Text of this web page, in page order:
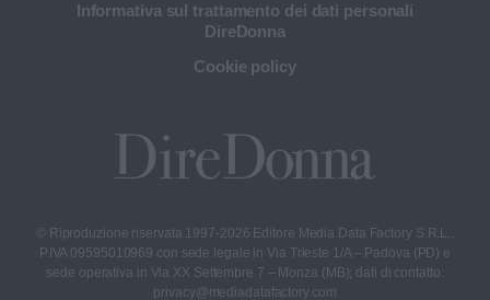
Informativa sul trattamento dei dati personali
DireDonna
Cookie policy
© Riproduzione riservata 1997-2026 Editore Media Data Factory S.R.L.,
P.IVA 09595010969 con sede legale in Via Trieste 1/A – Padova (PD) e
sede operativa in Via XX Settembre 7 – Monza (MB); dati di contatto:
privacy@mediadatafactory.com